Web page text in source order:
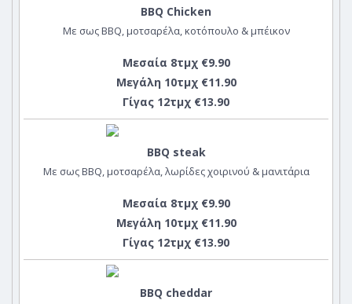
BBQ Chicken
Με σως BBQ, μοτσαρέλα, κοτόπουλο & μπέικον
Μεσαία 8τμχ €9.90
Μεγάλη 10τμχ €11.90
Γίγας 12τμχ €13.90
BBQ steak
Με σως BBQ, μοτσαρέλα, λωρίδες χοιρινού & μανιτάρια
Μεσαία 8τμχ €9.90
Μεγάλη 10τμχ €11.90
Γίγας 12τμχ €13.90
BBQ cheddar